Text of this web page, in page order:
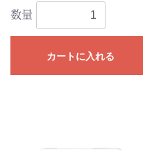
数量
カートに入れる